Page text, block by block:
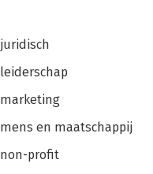
juridisch
leiderschap
marketing
mens en maatschappij
non-profit